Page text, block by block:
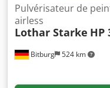
Bitburg 524 km
Pulvérisateur de
airless
Lothar Starke HP